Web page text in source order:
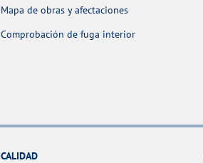
Mapa de obras y afectaciones
Comprobación de fuga interior
CALIDAD